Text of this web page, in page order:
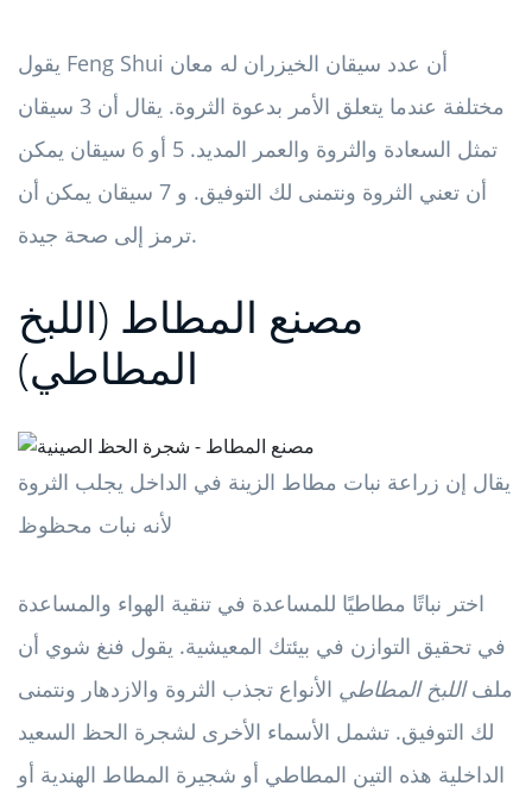
يقول Feng Shui أن عدد سيقان الخيزران له معان
مختلفة عندما يتعلق الأمر بدعوة الثروة. يقال أن 3 سيقان
تمثل السعادة والثروة والعمر المديد. 5 أو 6 سيقان يمكن
أن تعني الثروة ونتمنى لك التوفيق. و 7 سيقان يمكن أن
ترمز إلى صحة جيدة.
مصنع المطاط (اللبخ
المطاطي)
يقال إن زراعة نبات مطاط الزينة في الداخل يجلب الثروة
لأنه نبات محظوظ
اختر نباتًا مطاطيًا للمساعدة في تنقية الهواء والمساعدة
في تحقيق التوازن في بيئتك المعيشية. يقول فنغ شوي أن
ملفاللبخ المطاطي الأنواع تجذب الثروة والازدهار ونتمنى
لك التوفيق. تشمل الأسماء الأخرى لشجرة الحظ السعيد
الداخلية هذه التين المطاطي أو شجيرة المطاط الهندية أو